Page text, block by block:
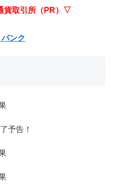
貨取引所（PR）▽
ンク
予告！